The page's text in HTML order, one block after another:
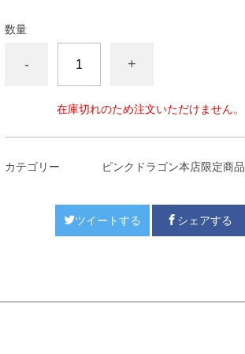
数量
- +
在庫切れのため注文いただけません。
カテゴリー ピンクドラゴン本店限定商品
ツイートする シェアする